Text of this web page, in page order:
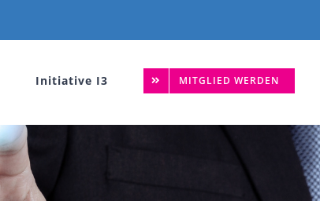
Initiative I3 MITGLIED WERDEN